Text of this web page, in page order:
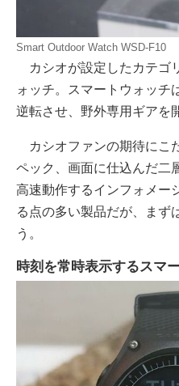
Smart Outdoor Watch WSD-F10
カシオが設定したカテゴ
ォッチ。スマートウォッチ
逆転させ、野外専用ギアを
カシオファンの期待にこ
ペック、画面に仕込んだ二
高速動作するインフォメー
る点の多い製品だが、まず
う。
時刻を常時表示するスマ